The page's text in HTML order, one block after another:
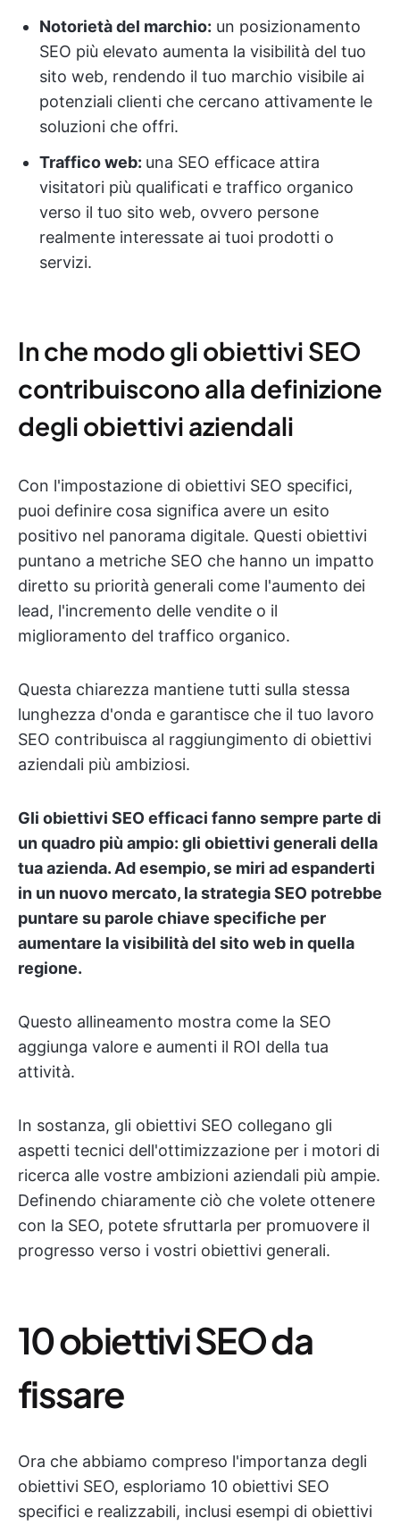
Notorietà del marchio: un posizionamento
SEO più elevato aumenta la visibilità del tuo
sito web, rendendo il tuo marchio visibile ai
potenziali clienti che cercano attivamente le
soluzioni che offri.
Traffico web: una SEO efficace attira
visitatori più qualificati e traffico organico
verso il tuo sito web, ovvero persone
realmente interessate ai tuoi prodotti o
servizi.
In che modo gli obiettivi SEO
contribuiscono alla definizione
degli obiettivi aziendali
Con l'impostazione di obiettivi SEO specifici,
puoi definire cosa significa avere un esito
positivo nel panorama digitale. Questi obiettivi
puntano a metriche SEO che hanno un impatto
diretto su priorità generali come l'aumento dei
lead, l'incremento delle vendite o il
miglioramento del traffico organico.
Questa chiarezza mantiene tutti sulla stessa
lunghezza d'onda e garantisce che il tuo lavoro
SEO contribuisca al raggiungimento di obiettivi
aziendali più ambiziosi.
Gli obiettivi SEO efficaci fanno sempre parte di
un quadro più ampio: gli obiettivi generali della
tua azienda. Ad esempio, se miri ad espanderti
in un nuovo mercato, la strategia SEO potrebbe
puntare su parole chiave specifiche per
aumentare la visibilità del sito web in quella
regione.
Questo allineamento mostra come la SEO
aggiunga valore e aumenti il ROI della tua
attività.
In sostanza, gli obiettivi SEO collegano gli
aspetti tecnici dell'ottimizzazione per i motori di
ricerca alle vostre ambizioni aziendali più ampie.
Definendo chiaramente ciò che volete ottenere
con la SEO, potete sfruttarla per promuovere il
progresso verso i vostri obiettivi generali.
10 obiettivi SEO da
fissare
Ora che abbiamo compreso l'importanza degli
obiettivi SEO, esploriamo 10 obiettivi SEO
specifici e realizzabili, inclusi esempi di obiettivi